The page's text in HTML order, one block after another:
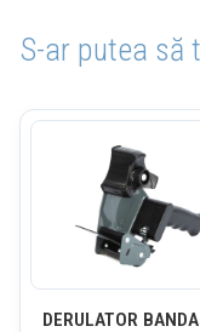
S-ar putea să
DERULATOR